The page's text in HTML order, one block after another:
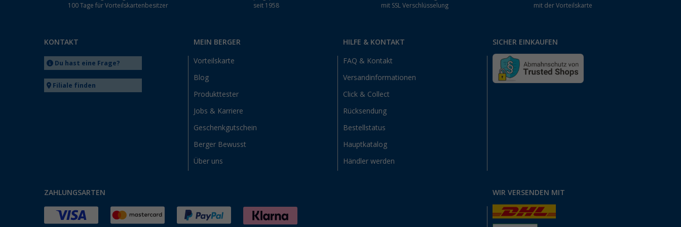
100 Tage für Vorteilskartenbesitzer
seit 1958
mit SSL Verschlüsselung
mit der Vorteilskarte
KONTAKT
Du hast eine Frage?
Filiale finden
MEIN BERGER
Vorteilskarte
Blog
Produkttester
Jobs & Karriere
Geschenkgutschein
Berger Bewusst
Über uns
HILFE & KONTAKT
FAQ & Kontakt
Versandinformationen
Click & Collect
Rücksendung
Bestellstatus
Hauptkatalog
Händler werden
SICHER EINKAUFEN
ZAHLUNGSARTEN WIR VERSENDEN MIT